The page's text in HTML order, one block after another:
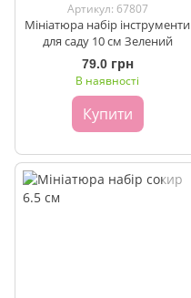
Артикул: 67807
Мініатюра набір інструменти
для саду 10 см Зелений
79.0 грн
В наявності
Купити